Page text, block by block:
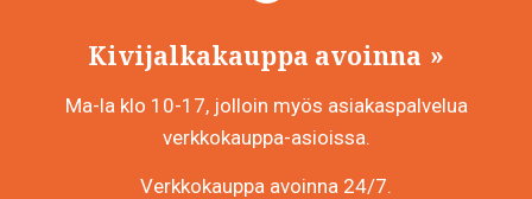
Kivijalkakauppa avoinna
Ma-la klo 10-17, jolloin myös asiakaspalvelua
verkkokauppa-asioissa.
Verkkokauppa avoinna 24/7.